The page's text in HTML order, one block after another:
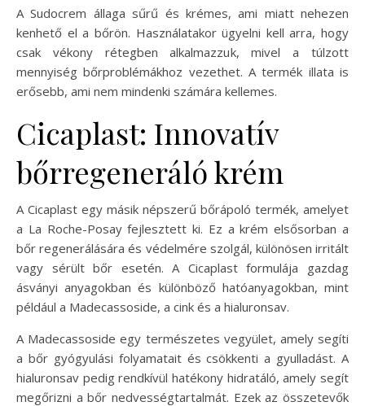
A Sudocrem állaga sűrű és krémes, ami miatt nehezen
kenhető el a bőrön. Használatakor ügyelni kell arra, hogy
csak vékony rétegben alkalmazzuk, mivel a túlzott
mennyiség bőrproblémákhoz vezethet. A termék illata is
erősebb, ami nem mindenki számára kellemes.
Cicaplast: Innovatív
bőrregeneráló krém
A Cicaplast egy másik népszerű bőrápoló termék, amelyet
a La Roche-Posay fejlesztett ki. Ez a krém elsősorban a
bőr regenerálására és védelmére szolgál, különösen irritált
vagy sérült bőr esetén. A Cicaplast formulája gazdag
ásványi anyagokban és különböző hatóanyagokban, mint
például a Madecassoside, a cink és a hialuronsav.
A Madecassoside egy természetes vegyület, amely segíti
a bőr gyógyulási folyamatait és csökkenti a gyulladást. A
hialuronsav pedig rendkívül hatékony hidratáló, amely segít
megőrizni a bőr nedvességtartalmát. Ezek az összetevők